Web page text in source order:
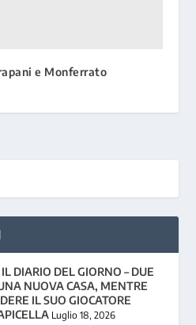
e Monferrato
DIARIO DEL GIORNO – DUE
NUOVA CASA, MENTRE
IL SUO GIOCATORE
Luglio 18, 2026